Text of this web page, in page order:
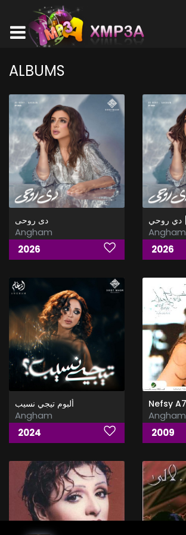
ALBUMS
دى روحى
Angham
2026
Angham
2026
ألبوم تيجي نسيب
Angham
2024
Angham
2009